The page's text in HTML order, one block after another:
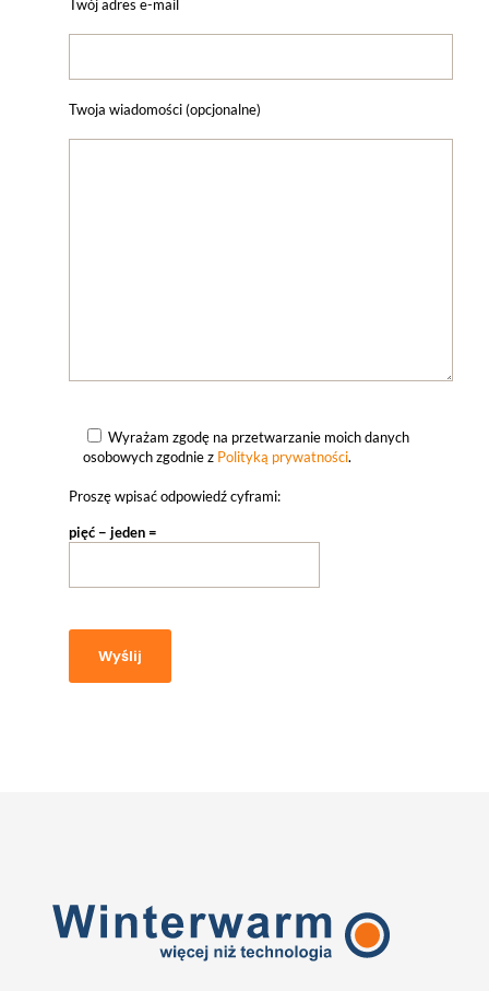
Twój adres e-mail
Twoja wiadomości (opcjonalne)
Wyrażam zgodę na przetwarzanie moich danych
osobowych zgodnie z Polityką prywatności.
Proszę wpisać odpowiedź cyframi:
pięć − jeden =